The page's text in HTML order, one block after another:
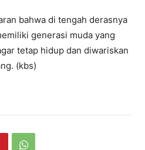
bahwa di tengah derasnya
generasi muda yang
tetap hidup dan diwariskan
(kbs)